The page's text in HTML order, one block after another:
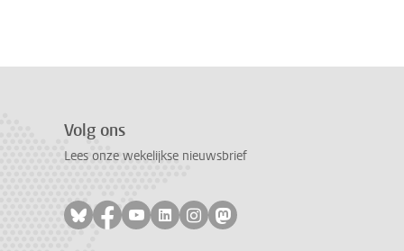
Volg ons
Lees onze wekelijkse nieuwsbrief
Volg ons op bluesky
Volg ons op facebook
Volg ons op youtube
Volg ons op linkedin
Volg ons op instagram
Volg ons op mastodon